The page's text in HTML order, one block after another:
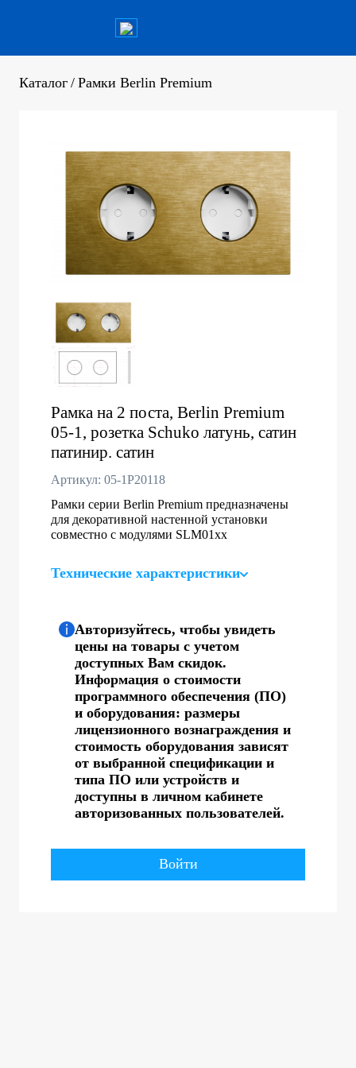
Каталог / Рамки Berlin Premium
Рамка на 2 поста, Berlin Premium
05-1, розетка Schuko латунь, сатин
патинир. сатин
Артикул: 05-1P20118
Рамки серии Berlin Premium предназначены
для декоративной настенной установки
совместно с модулями SLM01хх
Технические характеристики
Авторизуйтесь, чтобы увидеть
цены на товары с учетом
доступных Вам скидок.
Информация о стоимости
программного обеспечения (ПО)
и оборудования: размеры
лицензионного вознаграждения и
стоимость оборудования зависят
от выбранной спецификации и
типа ПО или устройств и
доступны в личном кабинете
авторизованных пользователей.
Войти